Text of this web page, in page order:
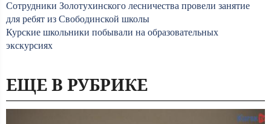
Сотрудники Золотухинского лесничества провели занятие
для ребят из Свободинской школы
Курские школьники побывали на образовательных
экскурсиях
ЕЩЕ В РУБРИКЕ